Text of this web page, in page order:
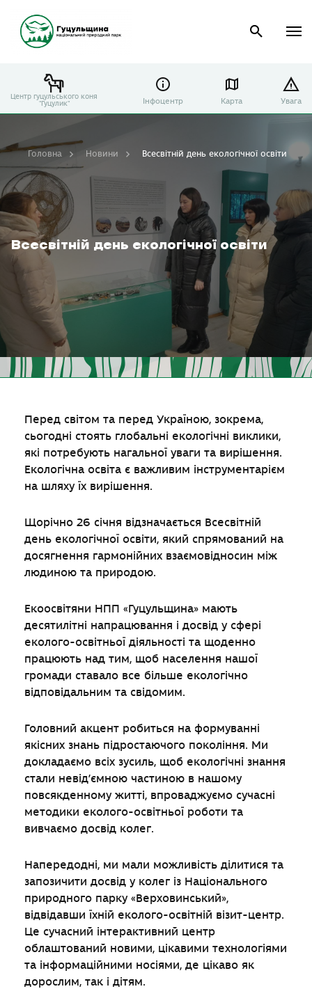
Центр гуцульського коня
"Гуцулик"
Інфоцентр Карта Увага
Всесвітній день екологічної освіти
Головна Новини Всесвітній день екологічної освіти
Перед світом та перед Україною, зокрема,
сьогодні стоять глобальні екологічні виклики,
які потребують нагальної уваги та вирішення.
Екологічна освіта є важливим інструментарієм
на шляху їх вирішення.
Щорічно 26 січня відзначається Всесвітній
день екологічної освіти, який спрямований на
досягнення гармонійних взаємовідносин між
людиною та природою.
Екоосвітяни НПП «Гуцульщина» мають
десятилітні напрацювання і досвід у сфері
еколого-освітньої діяльності та щоденно
працюють над тим, щоб населення нашої
громади ставало все більше екологічно
відповідальним та свідомим.
Головний акцент робиться на формуванні
якісних знань підростаючого покоління. Ми
докладаємо всіх зусиль, щоб екологічні знання
стали невід’ємною частиною в нашому
повсякденному житті, впроваджуємо сучасні
методики еколого-освітньої роботи та
вивчаємо досвід колег.
Напередодні, ми мали можливість ділитися та
запозичити досвід у колег із Національного
природного парку «Верховинський»,
відвідавши їхній еколого-освітній візит-центр.
Це сучасний інтерактивний центр
облаштований новими, цікавими технологіями
та інформаційними носіями, де цікаво як
дорослим, так і дітям.